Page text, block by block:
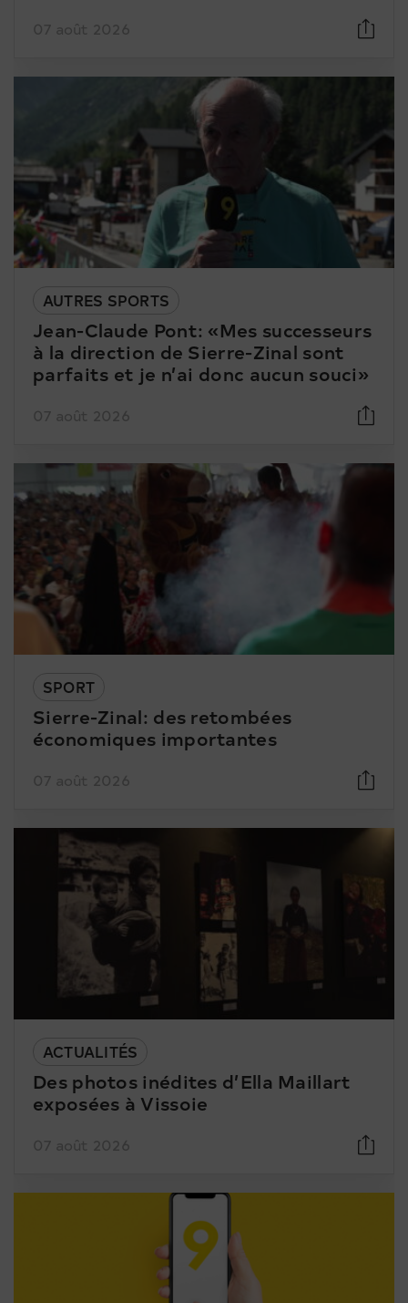
07 août 2026
AUTRES SPORTS
Jean-Claude Pont: «Mes successeurs
à la direction de Sierre-Zinal sont
parfaits et je n’ai donc aucun souci»
07 août 2026
SPORT
Sierre-Zinal: des retombées
économiques importantes
07 août 2026
ACTUALITÉS
Des photos inédites d’Ella Maillart
exposées à Vissoie
07 août 2026